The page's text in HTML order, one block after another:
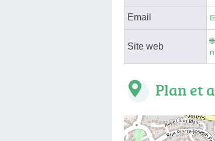
Email
Site web
Plan et